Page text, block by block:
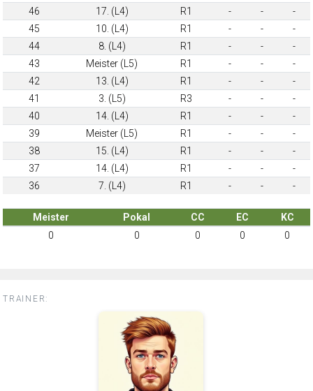
46
17. (L4) R1 - -
-
45
10. (L4) R1 - -
-
44
8. (L4) R1 - -
-
43
Meister (L5) R1 - -
-
42
13. (L4) R1 - -
-
41
3. (L5) R3 - -
-
40
14. (L4) R1 - -
-
39
Meister (L5) R1 - -
-
38
15. (L4) R1 - -
-
37
14. (L4) R1 - -
-
36
7. (L4) R1 - - -
Meister Pokal CC EC
KC
0
0 0 0 0
TRAINER: